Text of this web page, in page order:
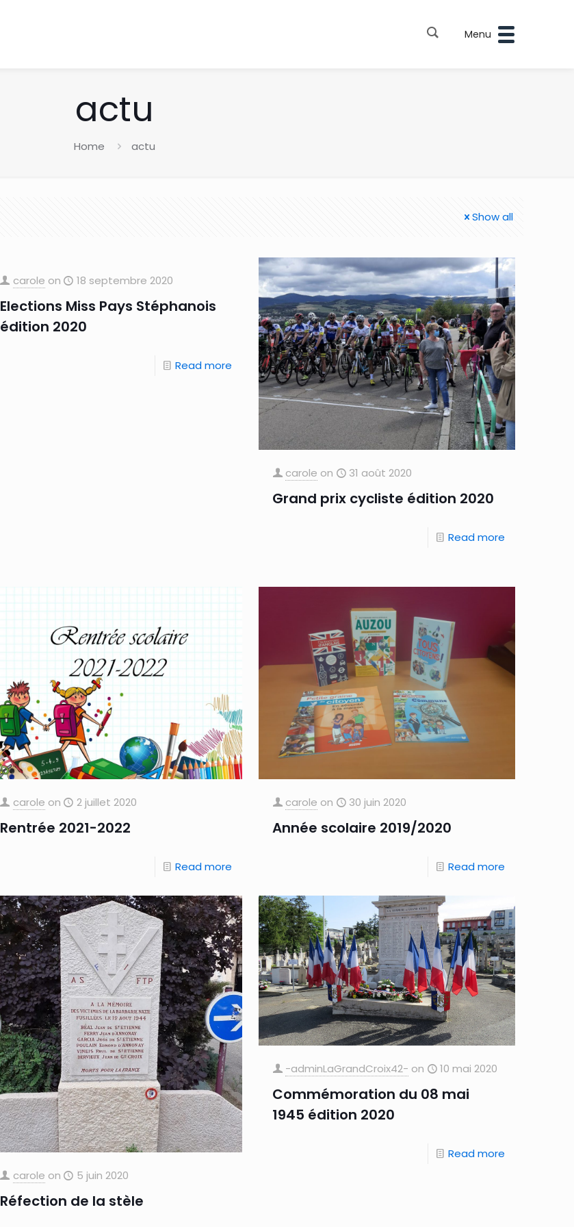
Menu
actu
Home actu
Show all
carole on 18 septembre 2020
Elections Miss Pays Stéphanois
édition 2020
Read more
carole on 31 août 2020
Grand prix cycliste édition 2020
Read more
carole on 2 juillet 2020
Rentrée 2021-2022
Read more
carole on 30 juin 2020
Année scolaire 2019/2020
Read more
carole on 5 juin 2020
Réfection de la stèle
-adminLaGrandCroix42- on 10 mai 2020
Commémoration du 08 mai
1945 édition 2020
Read more